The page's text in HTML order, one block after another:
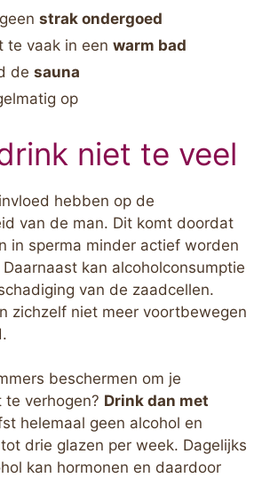
strak ondergoed
te vaak in een warm bad
de sauna
op
niet te veel
hebben op de
van de man. Dit komt doordat
in sperma minder actief worden
kan alcoholconsumptie
van de zaadcellen.
zichzelf niet meer voortbewegen
beschermen om je
verhogen? Drink dan met
helemaal geen alcohol en
drie glazen per week. Dagelijks
kan hormonen en daardoor